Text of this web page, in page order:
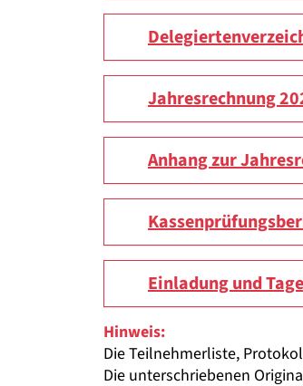
Jahresrechnung
Anhang zur
Einladung und
Hinweis:
Die Teilnehmerliste,
Die unterschriebenen